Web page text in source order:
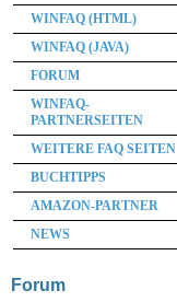
WINFAQ (HTML)
WINFAQ (JAVA)
FORUM
WINFAQ-
PARTNERSEITEN
WEITERE FAQ SEITEN
BUCHTIPPS
AMAZON-PARTNER
NEWS
Forum